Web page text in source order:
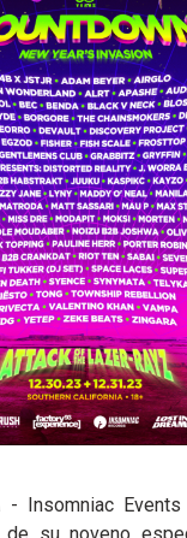
- Insomniac